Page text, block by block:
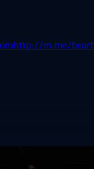
http://m.me/